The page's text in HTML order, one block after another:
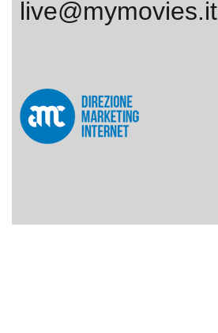
live@mymovies.it